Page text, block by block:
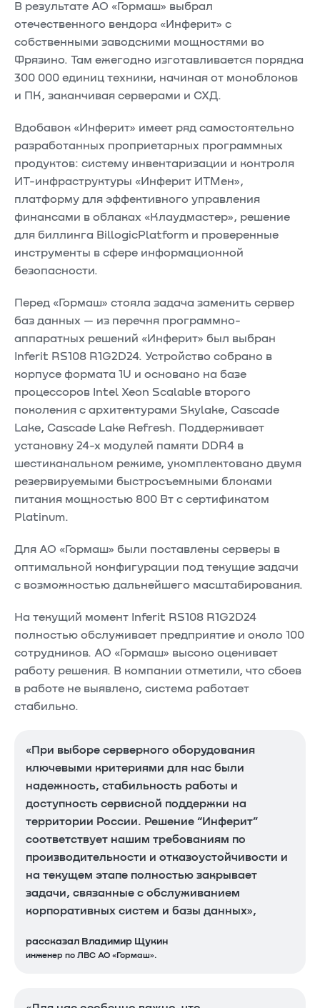
В результате АО «Гормаш» выбрал
отечественного вендора «Инферит» с
собственными заводскими мощностями во
Фрязино. Там ежегодно изготавливается порядка
300 000 единиц техники, начиная от моноблоков
и ПК, заканчивая серверами и СХД.
Вдобавок «Инферит» имеет ряд самостоятельно
разработанных проприетарных программных
продуктов: систему инвентаризации и контроля
ИТ-инфраструктуры «Инферит ИТМен»,
платформу для эффективного управления
финансами в облаках «Клаудмастер», решение
для биллинга BillogicPlatform и проверенные
инструменты в сфере информационной
безопасности.
Перед «Гормаш» стояла задача заменить сервер
баз данных — из перечня программно-
аппаратных решений «Инферит» был выбран
Inferit RS108 R1G2D24. Устройство собрано в
корпусе формата 1U и основано на базе
процессоров Intel Xeon Scalable второго
поколения с архитектурами Skylake, Cascade
Lake, Cascade Lake Refresh. Поддерживает
установку 24-х модулей памяти DDR4 в
шестиканальном режиме, укомплектовано двумя
резервируемыми быстросъемными блоками
питания мощностью 800 Вт с сертификатом
Platinum.
Для АО «Гормаш» были поставлены серверы в
оптимальной конфигурации под текущие задачи
с возможностью дальнейшего масштабирования.
На текущий момент Inferit RS108 R1G2D24
полностью обслуживает предприятие и около 100
сотрудников. АО «Гормаш» высоко оценивает
работу решения. В компании отметили, что сбоев
в работе не выявлено, система работает
стабильно.
«При выборе серверного оборудования
ключевыми критериями для нас были
надежность, стабильность работы и
доступность сервисной поддержки на
территории России. Решение “Инферит”
соответствует нашим требованиям по
производительности и отказоустойчивости и
на текущем этапе полностью закрывает
задачи, связанные с обслуживанием
корпоративных систем и базы данных»,
рассказал Владимир Щукин
инженер по ЛВС АО «Гормаш».